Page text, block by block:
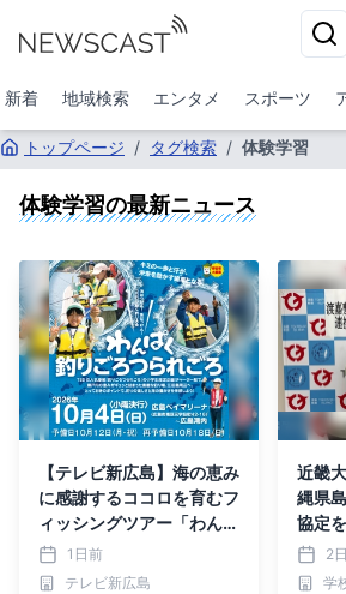
新着 地域検索 エンタメ スポーツ
トップページ / タグ検索 / 体験学習
体験学習の最新ニュース
【テレビ新広島】海の恵み
に感謝するココロを育むフ
ィッシングツアー「わんぱ
く釣りごろつられごろ」の
参加小学生を募集
1日前
テレビ新広島
近畿
縄県
協定
つな
指す
2
学